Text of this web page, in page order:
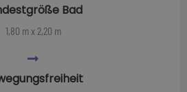
Bad
1,80 m x 2,20 m